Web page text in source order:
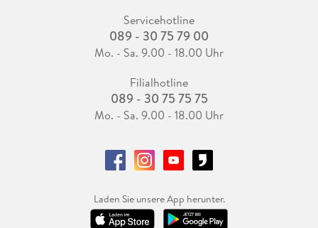
Servicehotline
089 - 30 75 79 00
Mo. - Sa. 9.00 - 18.00 Uhr
Filialhotline
089 - 30 75 75 75
Mo. - Sa. 9.00 - 18.00 Uhr
Laden Sie unsere App herunter.